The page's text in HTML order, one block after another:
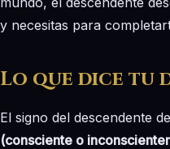
y necesitas para
Lo que dice tu
El signo del descendente
(consciente o